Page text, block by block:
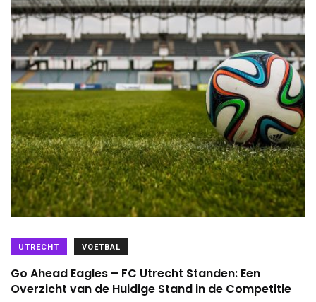
UTRECHT VOETBAL
Go Ahead Eagles – FC Utrecht Standen: Een
Overzicht van de Huidige Stand in de Competitie